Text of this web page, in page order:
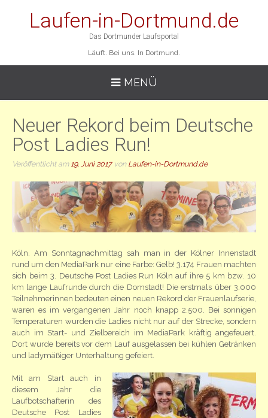
Laufen-in-Dortmund.de
Das Dortmunder Laufsportal
Läuft. Bei uns. In Dortmund.
MENÜ
Neuer Rekord beim Deutsche
Post Ladies Run!
Veröffentlicht am 19. Juni 2017von Laufen-in-Dortmund.de
Köln. Am Sonntagnachmittag sah man in der Kölner Innenstadt
rund um den MediaPark nur eine Farbe: Gelb! 3.174 Frauen machten
sich beim 3. Deutsche Post Ladies Run Köln auf ihre 5 km bzw. 10
km lange Laufrunde durch die Domstadt! Die erstmals über 3.000
Teilnehmerinnen bedeuten einen neuen Rekord der Frauenlaufserie,
waren es im vergangenen Jahr noch knapp 2.500. Bei sonnigen
Temperaturen wurden die Ladies nicht nur auf der Strecke, sondern
auch im Start- und Zielbereich im MediaPark kräftig angefeuert.
Dort wurde bereits vor dem Lauf ausgelassen bei kühlen Getränken
und ladymäßiger Unterhaltung gefeiert.
Mit am Start auch in
diesem Jahr die
Laufbotschafterin des
Deutsche Post Ladies